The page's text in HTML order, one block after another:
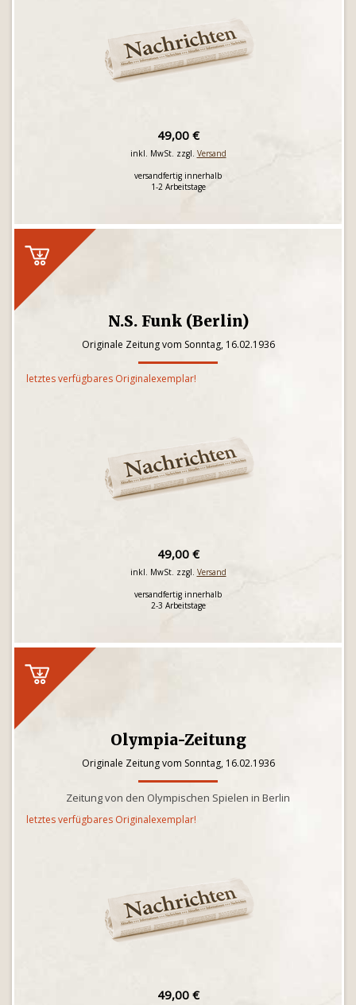
49,00 €
inkl. MwSt. zzgl. Versand
versandfertig innerhalb
1-2 Arbeitstage
N.S. Funk (Berlin)
Originale Zeitung vom Sonntag, 16.02.1936
letztes verfügbares Originalexemplar!
49,00 €
inkl. MwSt. zzgl. Versand
versandfertig innerhalb
2-3 Arbeitstage
Olympia-Zeitung
Originale Zeitung vom Sonntag, 16.02.1936
Zeitung von den Olympischen Spielen in Berlin
letztes verfügbares Originalexemplar!
49,00 €